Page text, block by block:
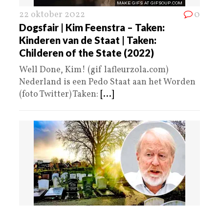
22 oktober 2022 0
Dogsfair | Kim Feenstra – Taken:
Kinderen van de Staat | Taken:
Childeren of the State (2022)
Well Done, Kim! (gif lafleurzola.com)
Nederland is een Pedo Staat aan het Worden
(foto Twitter) Taken: [...]